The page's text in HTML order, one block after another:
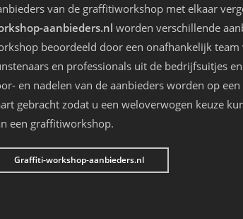
van de graffitiworkshop met elkaar
aanbieders.nl worden verschillende
beoordeeld door een onafhankelijk
en professionals uit de bedrijfsuitjes
en nadelen van de aanbieders worden op
gebracht zodat u een weloverwogen keuze
een graffitiworkshop.
Graffiti-workshop-aanbieders.nl